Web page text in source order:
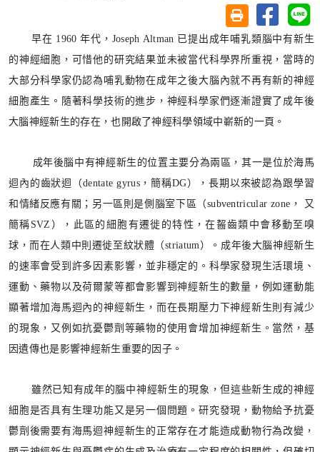
友善列印(另開視
分享至
早在 1960 年代，Joseph Altman 已提出成年哺乳類腦中有新生
的神經細胞，可惜他的研究結果並未被當代科學界所重視，當時的
大部分科學家仍認為哺乳動物在成年之後大腦內就不再有新的神經
細胞產生。隨著科學技術的進步，神經科學家們逐漸證實了成年後
大腦神經新生的存在，也開啟了神經科學領域中嶄新的一頁。
成年後腦中有神經新生的位置主要分為兩區，其一是位於海馬
迴內的齒狀迴（dentate gyrus，簡稱DG），長期以來被認為跟學習
和情緒反應有關；另一區則是側腦室下區（subventricular zone， 又
簡稱SVZ），此區的細胞有遷徙的特性，在齧齒類中會移動至嗅
球，而在人類中則遷徙至紋狀體（striatum）。成年後大腦神經新生
的速率會受到許多因素影響，並非穩定的。科學家發現生活環境、
運動、藥物以及荷爾蒙等都會影響到神經新生的數量，例如運動能
顯著增加海馬迴內的神經新生，而在長期壓力下神經新生則有減少
的現象，又例如抗憂鬱劑等藥物的使用會增加神經新生。當然，基
因遺傳也是影響神經新生重要的因子。
雖然已知有成年的腦中神經新生的現象，但這些新生成的神經
細胞是否具有生理功能又是另一個問題。研究發現，動物給予抗憂
鬱劑後需要有海馬迴神經新生的正常存在才能造成動物行為改變，